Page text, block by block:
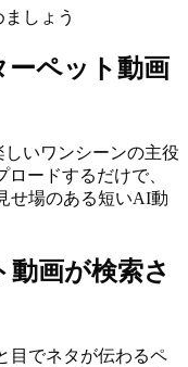
しょう
ーペット動画
いワンシーンの主役
ードするだけで、
せ場のある短いAI動
画が検索さ
目でネタが伝わるペ